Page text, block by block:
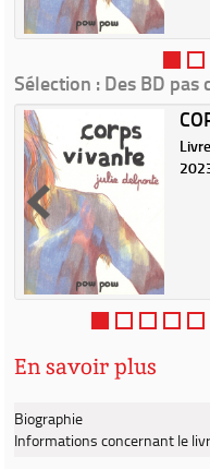
Sélection : Des BD
En savoir plus
Biographie
Informations concernant le